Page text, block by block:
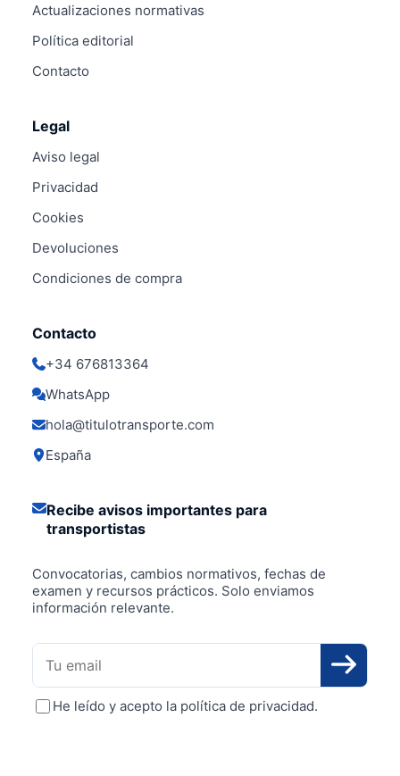
Actualizaciones normativas
Política editorial
Contacto
Legal
Aviso legal
Privacidad
Cookies
Devoluciones
Condiciones de compra
Contacto
+34 676813364
WhatsApp
hola@titulotransporte.com
España
Recibe avisos importantes para
transportistas
Convocatorias, cambios normativos, fechas de
examen y recursos prácticos. Solo enviamos
información relevante.
Tu email
He leído y acepto la política de privacidad.